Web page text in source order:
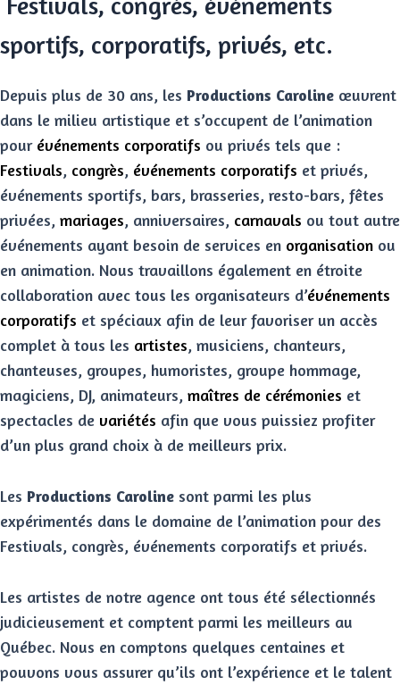
sportifs, corporatifs, privés, etc.
Depuis plus de 30 ans, les Productions Caroline œuvrent
dans le milieu artistique et s’occupent de l’animation
pour événements corporatifs ou privés tels que :
Festivals, congrès, événements corporatifs et privés,
événements sportifs, bars, brasseries, resto-bars, fêtes
privées, mariages, anniversaires, carnavals ou tout autre
événements ayant besoin de services en organisation ou
en animation. Nous travaillons également en étroite
collaboration avec tous les organisateurs d’événements
corporatifs et spéciaux afin de leur favoriser un accès
complet à tous les artistes, musiciens, chanteurs,
chanteuses, groupes, humoristes, groupe hommage,
magiciens, DJ, animateurs, maîtres de cérémonies et
spectacles de variétés afin que vous puissiez profiter
d’un plus grand choix à de meilleurs prix.
Les Productions Caroline sont parmi les plus
expérimentés dans le domaine de l’animation pour des
Festivals, congrès, événements corporatifs et privés.
Les artistes de notre agence ont tous été sélectionnés
judicieusement et comptent parmi les meilleurs au
Québec. Nous en comptons quelques centaines et
pouvons vous assurer qu’ils ont l’expérience et le talent